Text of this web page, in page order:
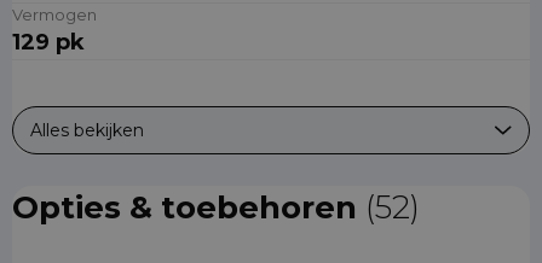
Vermogen
129 pk
Alles bekijken
Opties & toebehoren (52)